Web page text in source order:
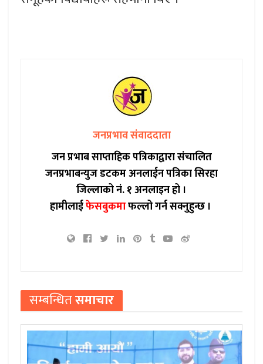
जनप्रभाव संवाददाता
जन प्रभाब साप्ताहिक पत्रिकाद्वारा संचालित
जनप्रभाबन्युज डटकम अनलाईन पत्रिका सिरहा
जिल्लाको नं. १ अनलाइन हो ।
हामीलाईफेसबुकमाफल्लो गर्न सक्नुहुन्छ ।
सम्बन्धितसमाचार